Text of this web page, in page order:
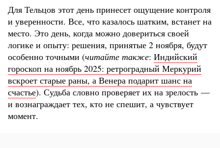
Для Тельцов этот день принесет ощущение контроля
и уверенности. Все, что казалось шатким, встанет на
место. Это день, когда можно довериться своей
логике и опыту: решения, принятые 2 ноября, будут
особенно точными (читайте также: Индийский
гороскоп на ноябрь 2025: ретроградный Меркурий
вскроет старые раны, а Венера подарит шанс на
счастье). Судьба словно проверяет их на зрелость —
и вознаграждает тех, кто не спешит, а чувствует
момент.